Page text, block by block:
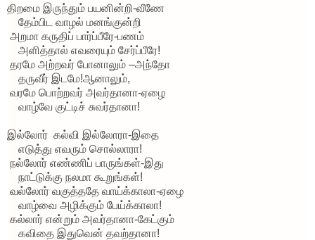
திறமை இருந்தும் பயனின்றி-வீணே
தேம்பிட வாழல் மனங்குன்றி
அறமா கருதிப் பார்ப்பீரே-பணம்
அளித்தால் எவரையும் சேர்ப்பீரே!
தரமே அற்றவர் போனாலும் –அந்தோ
தருவீர் இடமே!ஆனாலும்,
வரமே பொற்றவர் அவர்தானா-ஏழை
வாழ்வே குட்டிச் சுவர்தானா!
இல்லோர் கல்வி இல்லோரா-இதை
எடுத்து எவரும் சொல்லாரா!
நல்லோர் எண்ணிப் பாருங்கள்-இது
நாட்டுக்கு நலமா கூறுங்கள்!
வல்லோர் வகுத்ததே வாய்க்காலா-ஏழை
வாழ்வை அழிக்கும் பேய்க்காலா!
கல்லார் என்றும் அவர்தானா-கேட்கும்
கவிதை இதுவென் தவற்தானா!